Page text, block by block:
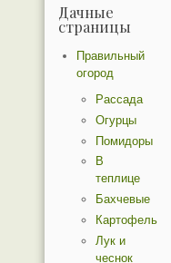
Дачные
страницы
Правильный
огород
Рассада
Огурцы
Помидоры
В
теплице
Бахчевые
Картофель
Лук и
чеснок